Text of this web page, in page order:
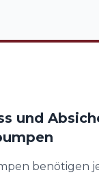
und
benötigen